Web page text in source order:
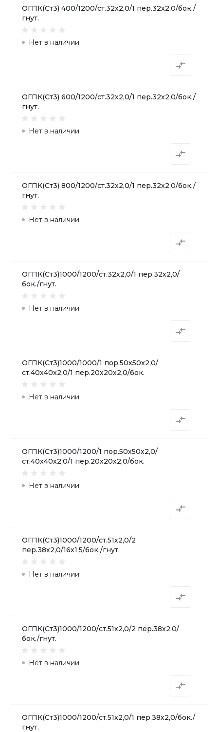
ОГПК(Ст3) 400/1200/ст.32х2,0/1 пер.32х2,0/бок./
гнут.
Нет в наличии
ОГПК(Ст3) 600/1200/ст.32х2,0/1 пер.32х2,0/бок./
гнут.
Нет в наличии
ОГПК(Ст3) 800/1200/ст.32х2,0/1 пер.32х2,0/бок./
гнут.
Нет в наличии
ОГПК(Ст3)1000/1200/ст.32х2,0/1 пер.32х2,0/
бок./гнут.
Нет в наличии
ОГПК(Ст3)1000/1000/1 пор.50х50х2,0/
ст.40х40х2,0/1 пер.20х20х2,0/бок.
Нет в наличии
ОГПК(Ст3)1000/1200/1 пор.50х50х2,0/
ст.40х40х2,0/1 пер.20х20х2,0/бок.
Нет в наличии
ОГПК(Ст3)1000/1200/ст.51х2,0/2
пер.38х2,0/16х1,5/бок./гнут.
Нет в наличии
ОГПК(Ст3)1000/1200/ст.51х2,0/2 пер.38х2,0/
бок./гнут.
Нет в наличии
ОГПК(Ст3)1000/1200/ст.51х2,0/1 пер.38х2,0/бок./
гнут.